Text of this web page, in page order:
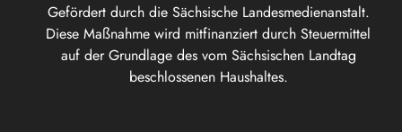
Gefördert durch die Sächsische Landesmedienanstalt.
Diese Maßnahme wird mitfinanziert durch Steuermittel
auf der Grundlage des vom Sächsischen Landtag
beschlossenen Haushaltes.